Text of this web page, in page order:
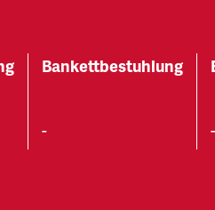
Bankettbestuhlung
- -